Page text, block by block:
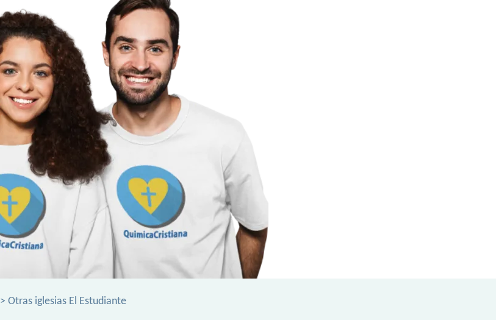
> Otras iglesias El Estudiante